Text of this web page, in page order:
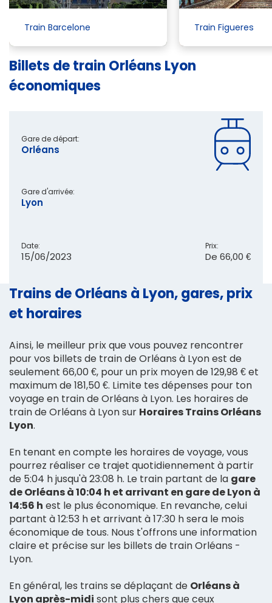
Train Barcelone Train Figueres
Billets de train Orléans Lyon
économiques
Gare de départ:
Orléans
Gare d'arrivée:
Lyon
Date:
15/06/2023
Prix:
De 66,00 €
Trains de Orléans à Lyon, gares, prix
et horaires
Ainsi, le meilleur prix que vous pouvez rencontrer
pour vos billets de train de Orléans à Lyon est de
seulement 66,00 €, pour un prix moyen de 129,98 € et
maximum de 181,50 €. Limite tes dépenses pour ton
voyage en train de Orléans à Lyon. Les horaires de
train de Orléans à Lyon sur Horaires Trains Orléans
Lyon.
En tenant en compte les horaires de voyage, vous
pourrez réaliser ce trajet quotidiennement à partir
de 5:04 h jusqu'à 23:08 h. Le train partant de la gare
de Orléans à 10:04 h et arrivant en gare de Lyon à
14:56 h est le plus économique. En revanche, celui
partant à 12:53 h et arrivant à 17:30 h sera le mois
économique de tous. Nous t'offrons une information
claire et précise sur les billets de train Orléans -
Lyon.
En général, les trains se déplaçant de Orléans à
Lyon après-midi sont plus chers que ceux